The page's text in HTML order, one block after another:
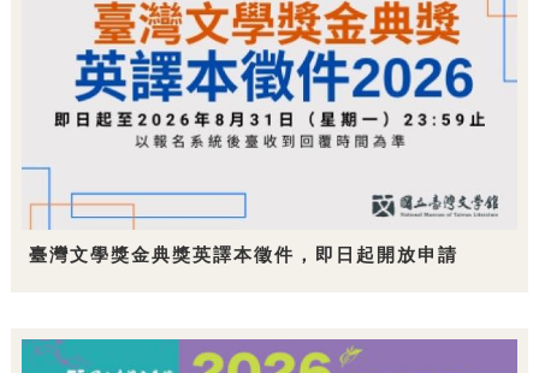
臺灣文學獎金典獎英譯本徵件，即日起開放申請